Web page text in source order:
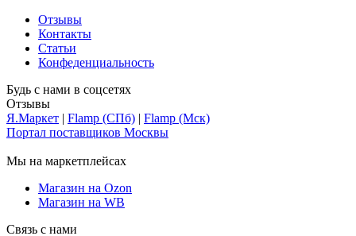
Отзывы
Контакты
Статьи
Конфеденциальность
Будь с нами в соцсетях
Отзывы
Я.Маркет | Flamp (СПб) | Flamp (Мск)
Портал поставщиков Москвы
Мы на маркетплейсах
Магазин на Ozon
Магазин на WB
Связь с нами